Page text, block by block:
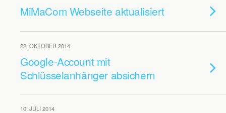
MiMaCom Webseite aktualisiert
22. OKTOBER 2014
Google-Account mit
Schlüsselanhänger absichern
10. JULI 2014